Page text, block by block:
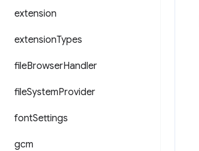
extension
extensionTypes
fileBrowserHandler
fileSystemProvider
fontSettings
gcm